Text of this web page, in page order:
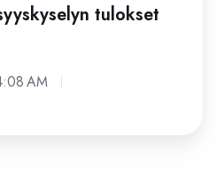
tulokset
AM